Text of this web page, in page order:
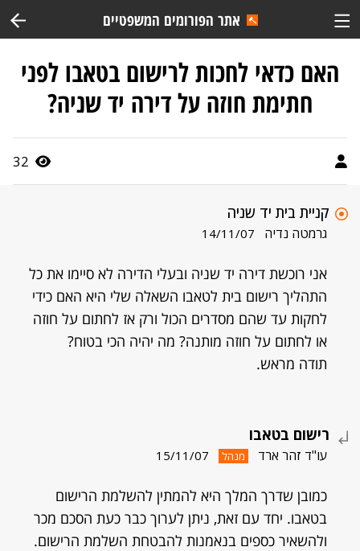
אתר הפורומים המשפטיים
האם כדאי לחכות לרישום בטאבו לפני
חתימת חוזה על דירה יד שניה?
32
קניית בית יד שניה
גרמטה נדיה 14/11/07
אני רוכשת דירה יד שניה ובעלי הדירה לא סיימו את כל
התהליך רישום בית לטאבו השאלה שלי היא האם כידי
לחקות עד שהם מסדרים הכול ורק אז לחתום על חוזה
או לחתום על חוזה מותנה? מה יהיה הכי בטוח?
תודה מראש.
רישום בטאבו
עו"ד זהר ארד מנהל 15/11/07
כמובן שדרך המלך היא להמתין להשלמת הרישום
בטאבו. יחד עם זאת, ניתן לערוך כבר כעת הסכם מכר
ולהשאיר כספים בנאמנות להבטחת השלמת הרישום.